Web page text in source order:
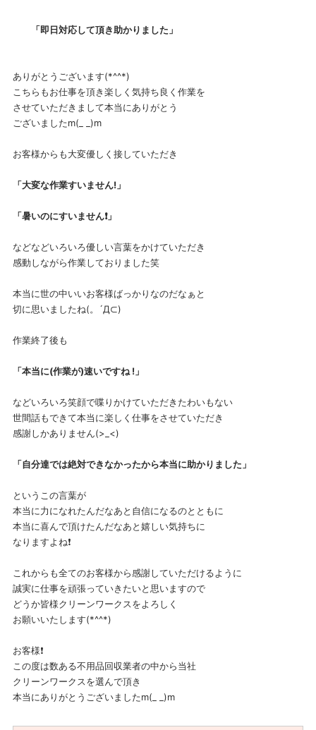
「即日対応して頂き助かりました」
ありがとうございます(*^^*)
こちらもお仕事を頂き楽しく気持ち良く作業を
させていただきまして本当にありがとう
ございましたm(_ _)m
お客様からも大変優しく接していただき
「大変な作業すいません!」
「暑いのにすいません❗」
などなどいろいろ優しい言葉をかけていただき
感動しながら作業しておりました笑
本当に世の中いいお客様ばっかりなのだなぁと
切に思いましたね(。´Д⊂)
作業終了後も
「本当に(作業が)速いですね !」
などいろいろ笑顔で喋りかけていただきたわいもない
世間話もできて本当に楽しく仕事をさせていただき
感謝しかありません(>_<)
「自分達では絶対できなかったから本当に助かりました」
というこの言葉が
本当に力になれたんだなあと自信になるのとともに
本当に喜んで頂けたんだなあと嬉しい気持ちに
なりますよね❗
これからも全てのお客様から感謝していただけるように
誠実に仕事を頑張っていきたいと思いますので
どうか皆様クリーンワークスをよろしく
お願いいたします(*^^*)
お客様❗
この度は数ある不用品回収業者の中から当社
クリーンワークスを選んで頂き
本当にありがとうございましたm(_ _)m